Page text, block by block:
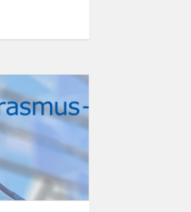
džiaugiasi!